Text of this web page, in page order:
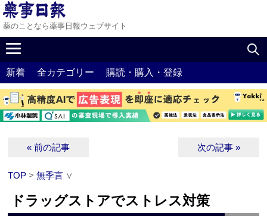
薬のことなら薬事日報ウェブサイト
新着 全カテゴリー 購読・購入・登録
« 前の記事 次の記事 »
TOP >無季言 ∨
ドラッグストアでストレス対策